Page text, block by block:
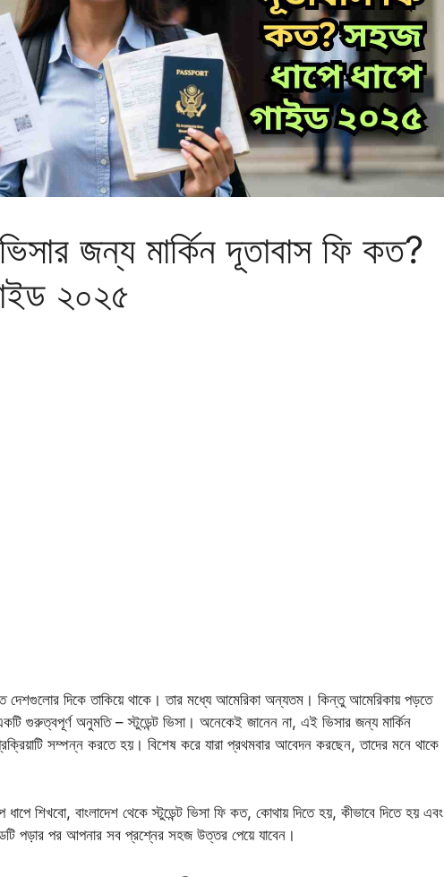
ভিসার জন্য মার্কিন দূতাবাস ফি কত?
২০২৫
দেশগুলোর দিকে তাকিয়ে থাকে। তার মধ্যে আমেরিকা অন্যতম। কিন্তু আমেরিকায় পড়তে
গুরুত্বপূর্ণ অনুমতি – স্টুডেন্ট ভিসা। অনেকেই জানেন না, এই ভিসার জন্য মার্কিন
সম্পন্ন করতে হয়। বিশেষ করে যারা প্রথমবার আবেদন করছেন, তাদের মনে থাকে
শিখবো, বাংলাদেশ থেকে স্টুডেন্ট ভিসা ফি কত, কোথায় দিতে হয়, কীভাবে দিতে হয় এবং
পড়ার পর আপনার সব প্রশ্নের সহজ উত্তর পেয়ে যাবেন।